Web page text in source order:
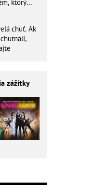
ktorý
chuť. Ak
zážitky